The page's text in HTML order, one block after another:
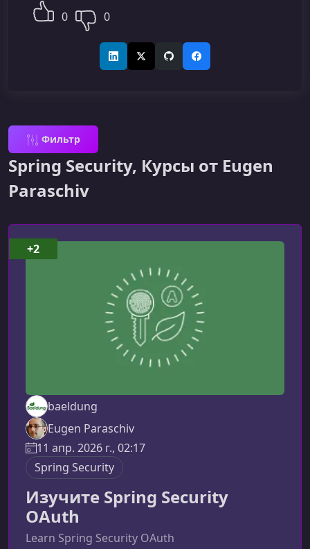
0 0
LinkedInX (Twitter)GitHubFacebook
Фильтр
Spring Security, Курсы от Eugen
Paraschiv
baeldung
Eugen Paraschiv
11 апр. 2026 г., 02:17
Spring Security
Изучите Spring Security
OAuth
Learn Spring Security OAuth
+2